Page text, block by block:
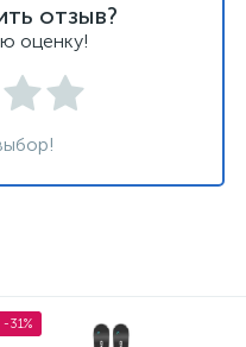
отзыв?
оценку!
-31%